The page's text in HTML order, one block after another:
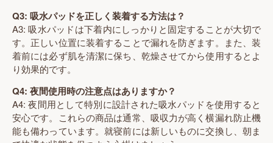
Q3: 吸水パッドを正しく装着する方法は？
A3: 吸水パッドは下着内にしっかりと固定することが大切で
す。正しい位置に装着することで漏れを防ぎます。また、装
着前には必ず肌を清潔に保ち、乾燥させてから使用するとよ
り効果的です。
Q4: 夜間使用時の注意点はありますか？
A4: 夜間用として特別に設計された吸水パッドを使用すると
安心です。これらの商品は通常、吸収力が高く横漏れ防止機
能も備わっています。就寝前には新しいものに交換し、朝ま